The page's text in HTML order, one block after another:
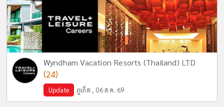
Wyndham Vacation Resorts (Thailand) LTD
(24)
Update ภูเก็ต , 06 ส.ค. 69